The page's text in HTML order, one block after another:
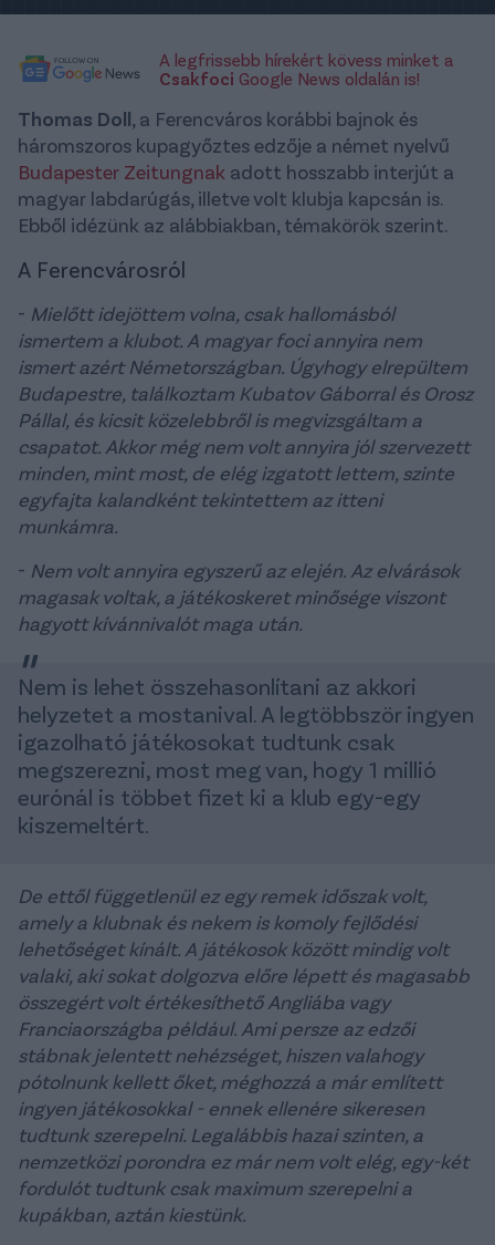
A legfrissebb hírekért kövess minket a
Csakfoci Google News oldalán is!
Thomas Doll, a Ferencváros korábbi bajnok és
háromszoros kupagyőztes edzője a német nyelvű
Budapester Zeitungnak adott hosszabb interjút a
magyar labdarúgás, illetve volt klubja kapcsán is.
Ebből idézünk az alábbiakban, témakörök szerint.
A Ferencvárosról
- Mielőtt idejöttem volna, csak hallomásból
ismertem a klubot. A magyar foci annyira nem
ismert azért Németországban. Úgyhogy elrepültem
Budapestre, találkoztam Kubatov Gáborral és Orosz
Pállal, és kicsit közelebbről is megvizsgáltam a
csapatot. Akkor még nem volt annyira jól szervezett
minden, mint most, de elég izgatott lettem, szinte
egyfajta kalandként tekintettem az itteni
munkámra.
- Nem volt annyira egyszerű az elején. Az elvárások
magasak voltak, a játékoskeret minősége viszont
hagyott kívánnivalót maga után.
Nem is lehet összehasonlítani az akkori
helyzetet a mostanival. A legtöbbször ingyen
igazolható játékosokat tudtunk csak
megszerezni, most meg van, hogy 1 millió
eurónál is többet fizet ki a klub egy-egy
kiszemeltért.
De ettől függetlenül ez egy remek időszak volt,
amely a klubnak és nekem is komoly fejlődési
lehetőséget kínált. A játékosok között mindig volt
valaki, aki sokat dolgozva előre lépett és magasabb
összegért volt értékesíthető Angliába vagy
Franciaországba például. Ami persze az edzői
stábnak jelentett nehézséget, hiszen valahogy
pótolnunk kellett őket, méghozzá a már említett
ingyen játékosokkal - ennek ellenére sikeresen
tudtunk szerepelni. Legalábbis hazai szinten, a
nemzetközi porondra ez már nem volt elég, egy-két
fordulót tudtunk csak maximum szerepelni a
kupákban, aztán kiestünk.